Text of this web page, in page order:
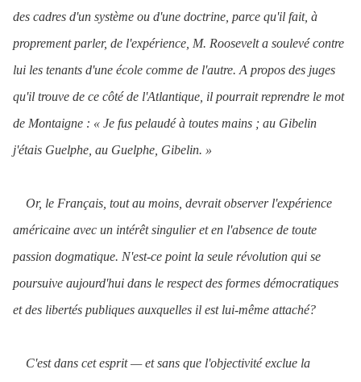
des cadres d'un système ou d'une doctrine, parce qu'il fait, à
proprement parler, de l'expérience, M. Roosevelt a soulevé contre
lui les tenants d'une école comme de l'autre. A propos des juges
qu'il trouve de ce côté de l'Atlantique, il pourrait reprendre le mot
de Montaigne : « Je fus pelaudé à toutes mains ; au Gibelin
j'étais Guelphe, au Guelphe, Gibelin. »
Or, le Français, tout au moins, devrait observer l'expérience
américaine avec un intérêt singulier et en l'absence de toute
passion dogmatique. N'est-ce point la seule révolution qui se
poursuive aujourd'hui dans le respect des formes démocratiques
et des libertés publiques auxquelles il est lui-même attaché?
C'est dans cet esprit — et sans que l'objectivité exclue la